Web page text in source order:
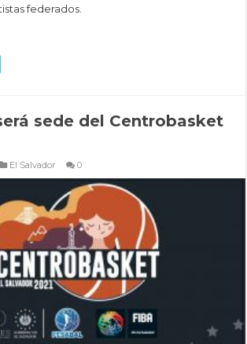
federados.
sede del Centrobasket
El Salvador 0